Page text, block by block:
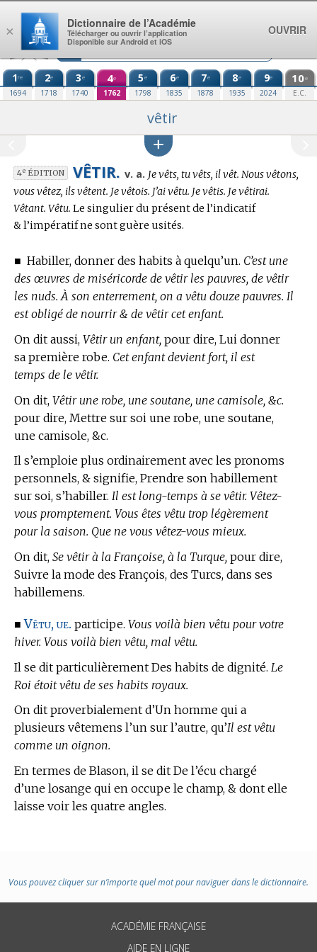
Aller au contenu
1re
1694
2e
1718
3e
1740
4e
1762
5e
1798
6e
1835
7e
1878
8e
1935
9e
2024
10e
E.C.
vêtir
4eÉDITION VÊTIR. v. a. Conjugaison
Je vêts, tu vêts, il vêt. Nous vêtons,
vous vêtez, ils vêtent. Je vêtois. J’ai vêtu. Je vêtis. Je vêtirai.
Vêtant. Vêtu. Le singulier du présent de l’indicatif
& l’impératif ne sont guère usités.
■ Habiller, donner des habits à quelqu’un. C’est une
des œuvres de miséricorde de vêtir les pauvres, de vêtir
les nuds. À son enterrement, on a vêtu douze pauvres. Il
est obligé de nourrir & de vêtir cet enfant.
On dit aussi, Vêtir un enfant, pour dire, Lui donner
sa première robe. Cet enfant devient fort, il est
temps de le vêtir.
On dit, Vêtir une robe, une soutane, une camisole, &c.
pour dire, Mettre sur soi une robe, une soutane,
une camisole, &c.
Il s’emploie plus ordinairement avec les pronoms
personnels, & signifie, Prendre son habillement
sur soi, s’habiller. Il est long-temps à se vêtir. Vêtez-
vous promptement. Vous êtes vêtu trop légèrement
pour la saison. Que ne vous vêtez-vous mieux.
On dit, Se vêtir à la Françoise, à la Turque, pour dire,
Suivre la mode des François, des Turcs, dans ses
habillemens.
■Vêtu, ue. participe. Vous voilà bien vêtu pour votre
hiver. Vous voilà bien vêtu, mal vêtu.
Il se dit particulièrement Des habits de dignité. Le
Roi étoit vêtu de ses habits royaux.
On dit proverbialement d’Un homme qui a
plusieurs vêtemens l’un sur l’autre, qu’Il est vêtu
comme un oignon.
En termes de Blason, il se dit De l’écu chargé
d’une losange qui en occupe le champ, & dont elle
laisse voir les quatre angles.
Vous pouvez cliquer sur n’importe quel mot pour naviguer dans le dictionnaire.
ACADÉMIE FRANÇAISE
AIDE EN LIGNE
×
Dictionnaire de l’Académie
Télécharger ou ouvrir l’application
Disponible sur Android et iOS
OUVRIR